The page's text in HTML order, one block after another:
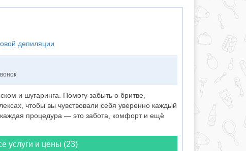
депиляции
и шугаринга. Помогу забыть о бритве,
чтобы вы чувствовали себя уверенно каждый
процедура — это забота, комфорт и ещё
услуги и цены (23)